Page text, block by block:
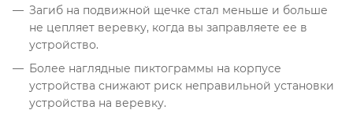
Загиб на подвижной щечке стал меньше и больше
не цепляет веревку, когда вы заправляете ее в
устройство.
Более наглядные пиктограммы на корпусе
устройства снижают риск неправильной установки
устройства на веревку.